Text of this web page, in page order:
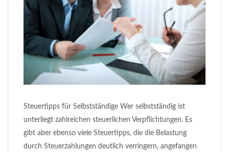
Steuertipps für Selbstständige Wer selbstständig ist
unterliegt zahlreichen steuerlichen Verpflichtungen. Es
gibt aber ebenso viele Steuertipps, die die Belastung
durch Steuerzahlungen deutlich verringern, angefangen